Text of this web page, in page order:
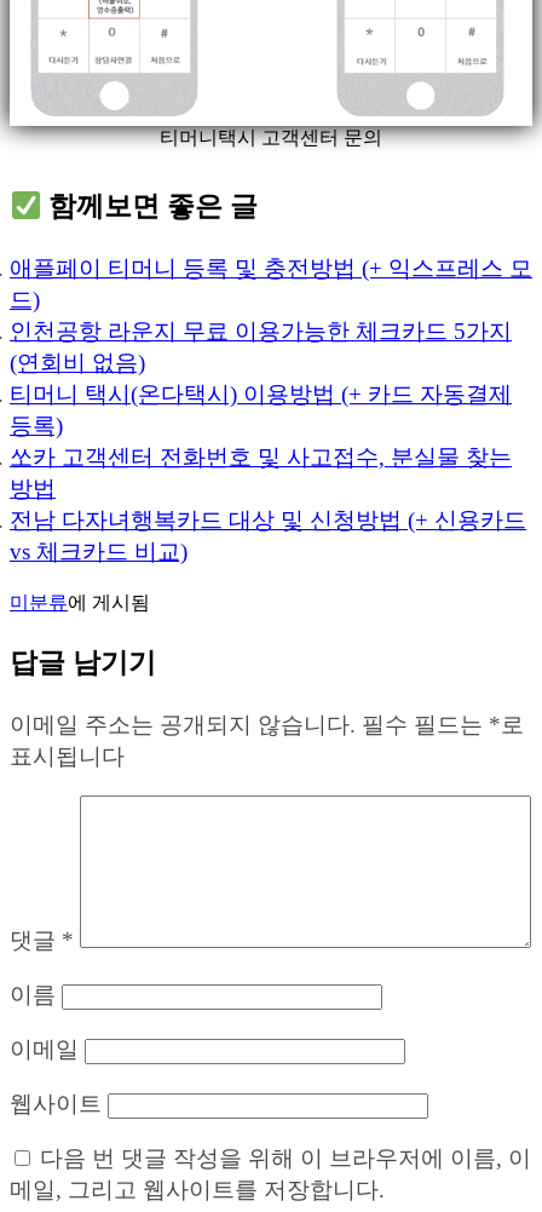
티머니택시 고객센터 문의
함께보면 좋은 글
애플페이 티머니 등록 및 충전방법 (+ 익스프레스 모
드)
인천공항 라운지 무료 이용가능한 체크카드 5가지
(연회비 없음)
티머니 택시(온다택시) 이용방법 (+ 카드 자동결제
등록)
쏘카 고객센터 전화번호 및 사고접수, 분실물 찾는
방법
전남 다자녀행복카드 대상 및 신청방법 (+ 신용카드
vs 체크카드 비교)
미분류에 게시됨
답글 남기기
이메일 주소는 공개되지 않습니다. 필수 필드는 *로
표시됩니다
댓글 *
이름
이메일
웹사이트
다음 번 댓글 작성을 위해 이 브라우저에 이름, 이
메일, 그리고 웹사이트를 저장합니다.